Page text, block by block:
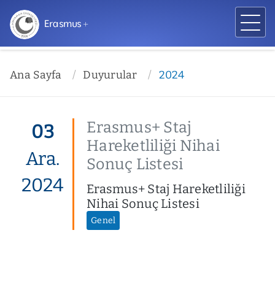
Erasmus +
Ana Sayfa Duyurular 2024
03
Ara.
2024
Erasmus+ Staj
Hareketliliği Nihai
Sonuç Listesi
Erasmus+ Staj Hareketliliği
Nihai Sonuç Listesi
Genel